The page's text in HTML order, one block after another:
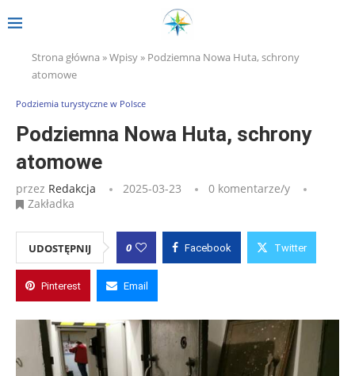
Strona główna »Wpisy» Podziemna Nowa Huta, schrony
atomowe
Podziemia turystyczne w Polsce
Podziemna Nowa Huta, schrony
atomowe
przez Redakcja 2025-03-23
0 komentarze/y
Zakładka
UDOSTĘPNIJ 0 Facebook Twitter
Pinterest Email